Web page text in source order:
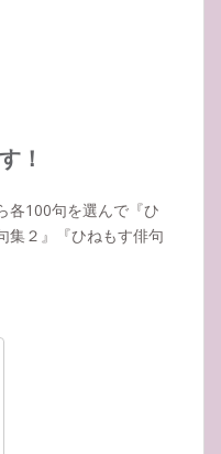
！
100句を選んで『ひ
集２』『ひねもす俳句